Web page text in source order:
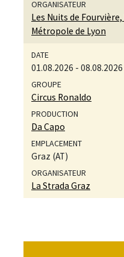
Les Nuits de
Métropole de Lyon
01.08.2026 - 08.08.2026
Circus Ronaldo
Da Capo
Graz (AT)
La Strada Graz